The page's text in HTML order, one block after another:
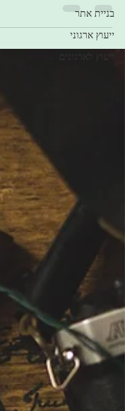
בניית אתר
ייעוץ ארגוני
ייעוץ לארגונים